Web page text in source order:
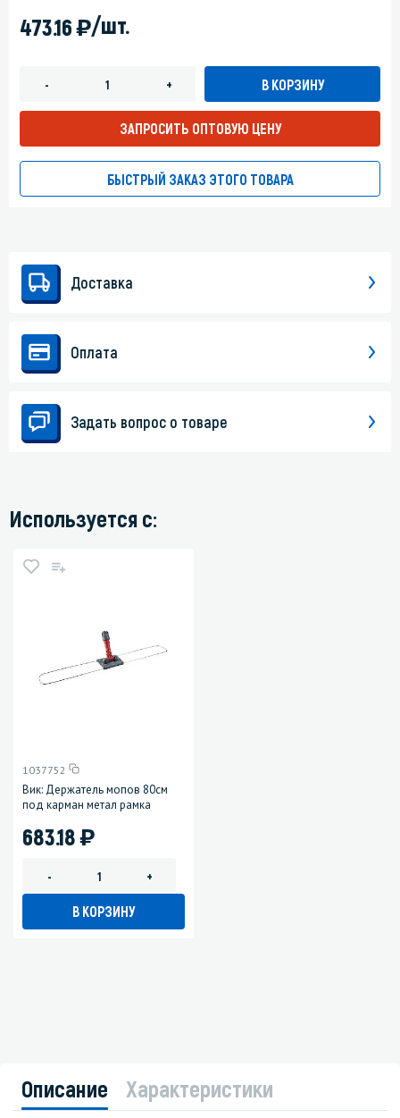
473.16)/шт.
- + В КОРЗИНУ
ЗАПРОСИТЬ ОПТОВУЮ ЦЕНУ
БЫСТРЫЙ ЗАКАЗ ЭТОГО ТОВАРА
Доставка
Оплата
Задать вопрос о товаре
Используется с:
1037752
Вик: Держатель мопов 80см
под карман метал рамка
683.18)
- +
В КОРЗИНУ
Описание Характеристики